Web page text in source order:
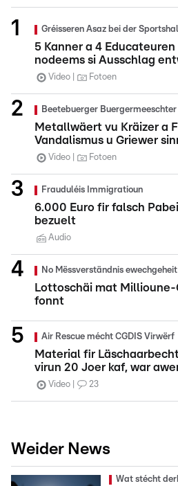
Gréisseren Asaz bei der
5 Kanner a 4
nodeems si Ausschlag
Video Fotoen
Beetebuerger Buergermeeschter
Metallwäert vu Kräizer a
Vandalismus u Griewer
Video Fotoen
Frauduléis Immigratioun
6.000 Euro fir falsch
bezuelt
Audio
No Mëssverständnis ewechgeheit
Lottoschäi mat Millioune-
fonnt
Air Rescue mécht CGDIS Virwërf
Material fir
virun 20 Joer kaf, war
Video 23
Weider News
Wat stécht